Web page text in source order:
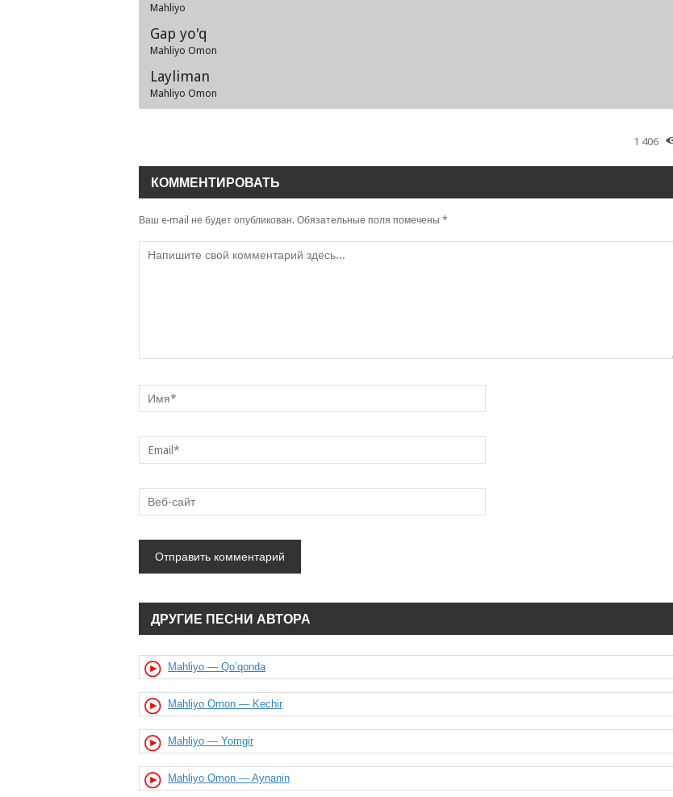
Mahliyo
Gap yo'q
Mahliyo Omon
Layliman
Mahliyo Omon
1 406
КОММЕНТИРОВАТЬ
Ваш e-mail не будет опубликован. Обязательные поля помечены *
ДРУГИЕ ПЕСНИ АВТОРА
Mahliyo — Qo’qonda
Mahliyo Omon — Kechir
Mahliyo — Yomgir
Mahliyo Omon — Aynanin